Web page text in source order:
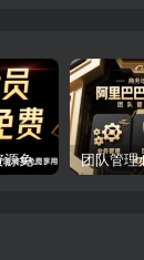
开通会员全站资源免费下载 开通VIP会员 HY资源库